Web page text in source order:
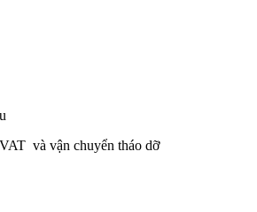
và vận chuyển tháo dỡ